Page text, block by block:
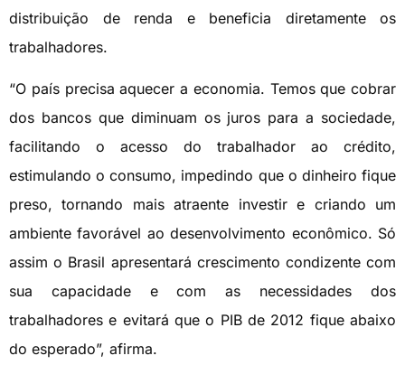
distribuição de renda e beneficia diretamente os
trabalhadores.
“O país precisa aquecer a economia. Temos que cobrar
dos bancos que diminuam os juros para a sociedade,
facilitando o acesso do trabalhador ao crédito,
estimulando o consumo, impedindo que o dinheiro fique
preso, tornando mais atraente investir e criando um
ambiente favorável ao desenvolvimento econômico. Só
assim o Brasil apresentará crescimento condizente com
sua capacidade e com as necessidades dos
trabalhadores e evitará que o PIB de 2012 fique abaixo
do esperado”, afirma.